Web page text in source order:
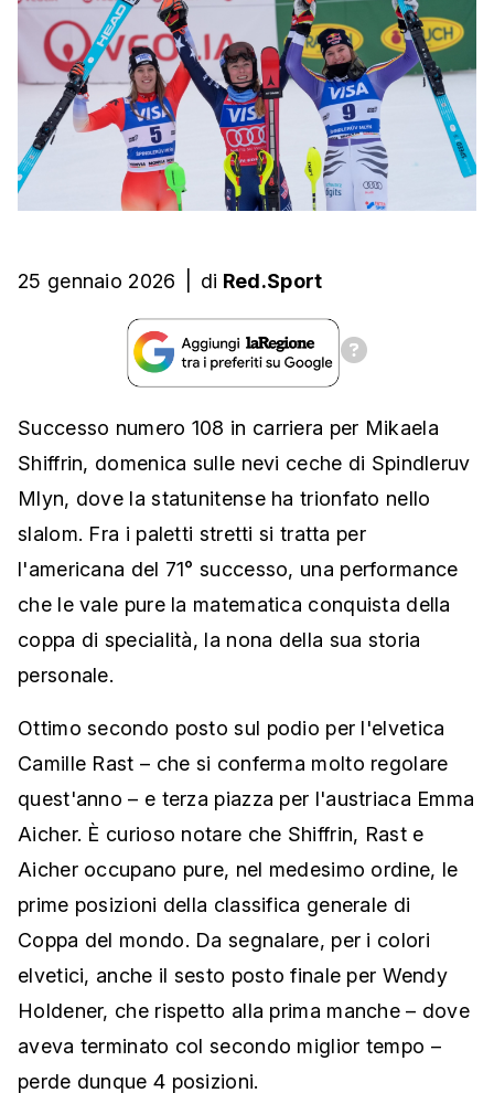
25 gennaio 2026 di Red.Sport
Successo numero 108 in carriera per Mikaela
Shiffrin, domenica sulle nevi ceche di Spindleruv
Mlyn, dove la statunitense ha trionfato nello
slalom. Fra i paletti stretti si tratta per
l'americana del 71° successo, una performance
che le vale pure la matematica conquista della
coppa di specialità, la nona della sua storia
personale.
Ottimo secondo posto sul podio per l'elvetica
Camille Rast – che si conferma molto regolare
quest'anno – e terza piazza per l'austriaca Emma
Aicher. È curioso notare che Shiffrin, Rast e
Aicher occupano pure, nel medesimo ordine, le
prime posizioni della classifica generale di
Coppa del mondo. Da segnalare, per i colori
elvetici, anche il sesto posto finale per Wendy
Holdener, che rispetto alla prima manche – dove
aveva terminato col secondo miglior tempo –
perde dunque 4 posizioni.